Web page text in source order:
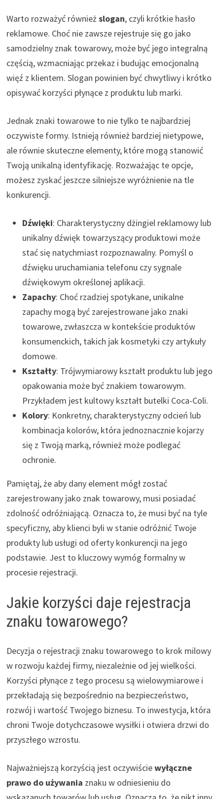
Warto rozważyć równieżslogan, czyli krótkie hasło
reklamowe. Choć nie zawsze rejestruje się go jako
samodzielny znak towarowy, może być jego integralną
częścią, wzmacniając przekaz i budując emocjonalną
więź z klientem. Slogan powinien być chwytliwy i krótko
opisywać korzyści płynące z produktu lub marki.
Jednak znaki towarowe to nie tylko te najbardziej
oczywiste formy. Istnieją również bardziej nietypowe,
ale równie skuteczne elementy, które mogą stanowić
Twoją unikalną identyfikację. Rozważając te opcje,
możesz zyskać jeszcze silniejsze wyróżnienie na tle
konkurencji.
Dźwięki: Charakterystyczny dżingiel reklamowy lub
unikalny dźwięk towarzyszący produktowi może
stać się natychmiast rozpoznawalny. Pomyśl o
dźwięku uruchamiania telefonu czy sygnale
dźwiękowym określonej aplikacji.
Zapachy: Choć rzadziej spotykane, unikalne
zapachy mogą być zarejestrowane jako znaki
towarowe, zwłaszcza w kontekście produktów
konsumenckich, takich jak kosmetyki czy artykuły
domowe.
Kształty: Trójwymiarowy kształt produktu lub jego
opakowania może być znakiem towarowym.
Przykładem jest kultowy kształt butelki Coca-Coli.
Kolory: Konkretny, charakterystyczny odcień lub
kombinacja kolorów, która jednoznacznie kojarzy
się z Twoją marką, również może podlegać
ochronie.
Pamiętaj, że aby dany element mógł zostać
zarejestrowany jako znak towarowy, musi posiadać
zdolność odróżniającą. Oznacza to, że musi być na tyle
specyficzny, aby klienci byli w stanie odróżnić Twoje
produkty lub usługi od oferty konkurencji na jego
podstawie. Jest to kluczowy wymóg formalny w
procesie rejestracji.
Jakie korzyści daje rejestracja
znaku towarowego?
Decyzja o rejestracji znaku towarowego to krok milowy
w rozwoju każdej firmy, niezależnie od jej wielkości.
Korzyści płynące z tego procesu są wielowymiarowe i
przekładają się bezpośrednio na bezpieczeństwo,
rozwój i wartość Twojego biznesu. To inwestycja, która
chroni Twoje dotychczasowe wysiłki i otwiera drzwi do
przyszłego wzrostu.
Najważniejszą korzyścią jest oczywiściewyłączne
prawo do używania znaku w odniesieniu do